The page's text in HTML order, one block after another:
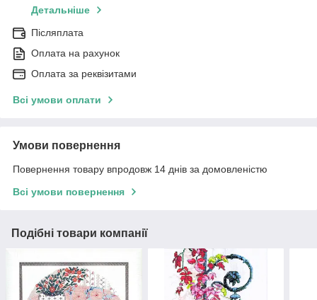
Детальніше
Післяплата
Оплата на рахунок
Оплата за реквізитами
Всі умови оплати
Умови повернення
Повернення товару впродовж 14 днів за домовленістю
Всі умови повернення
Подібні товари компанії